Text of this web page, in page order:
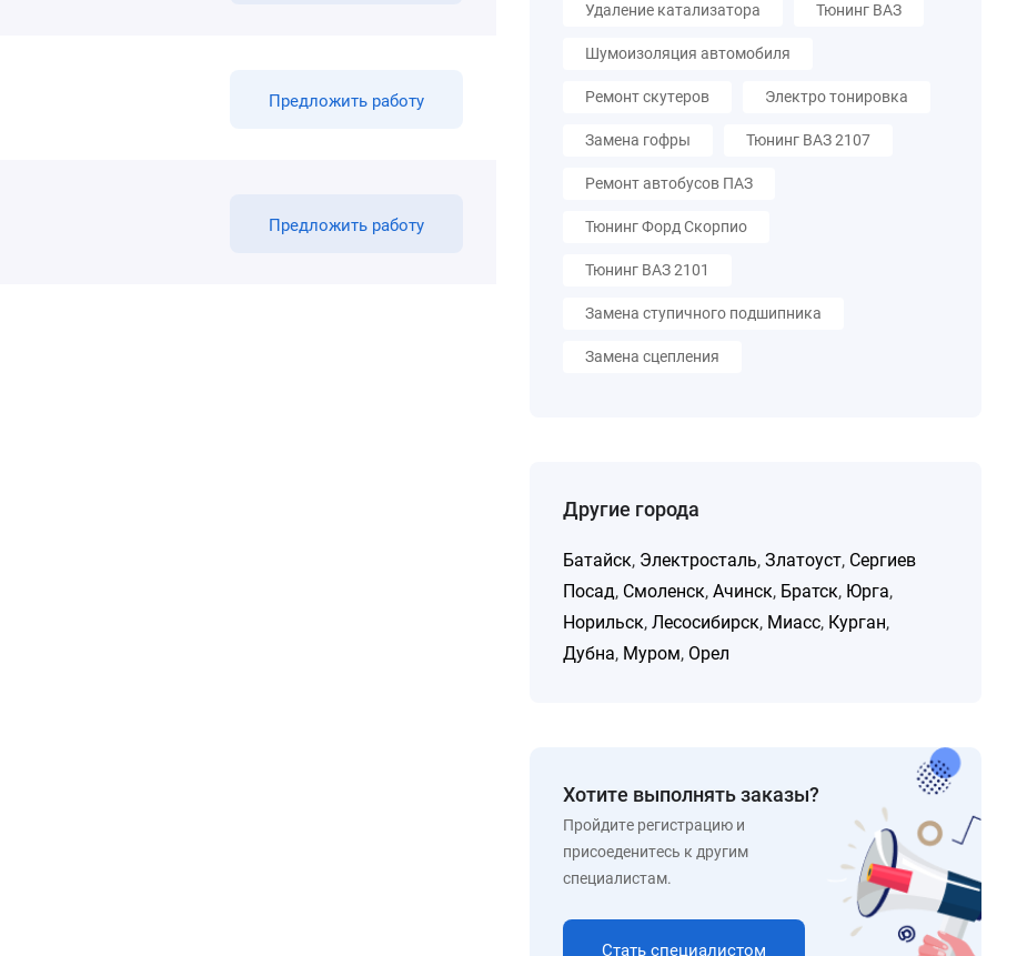
Предложить работу
Предложить работу
Удаление катализатора Тюнинг ВАЗ
Шумоизоляция автомобиля
Ремонт скутеров Электро тонировка
Замена гофры Тюнинг ВАЗ 2107
Ремонт автобусов ПАЗ
Тюнинг Форд Скорпио
Тюнинг ВАЗ 2101
Замена ступичного подшипника
Замена сцепления
Другие города
Батайск, Электросталь,Златоуст, Сергиев
Посад, Смоленск,Ачинск, Братск, Юрга,
Норильск,Лесосибирск, Миасс, Курган,
Дубна, Муром, Орел
Хотите выполнять заказы?
Пройдите регистрацию и
присоеденитесь к другим
специалистам.
Стать специалистом